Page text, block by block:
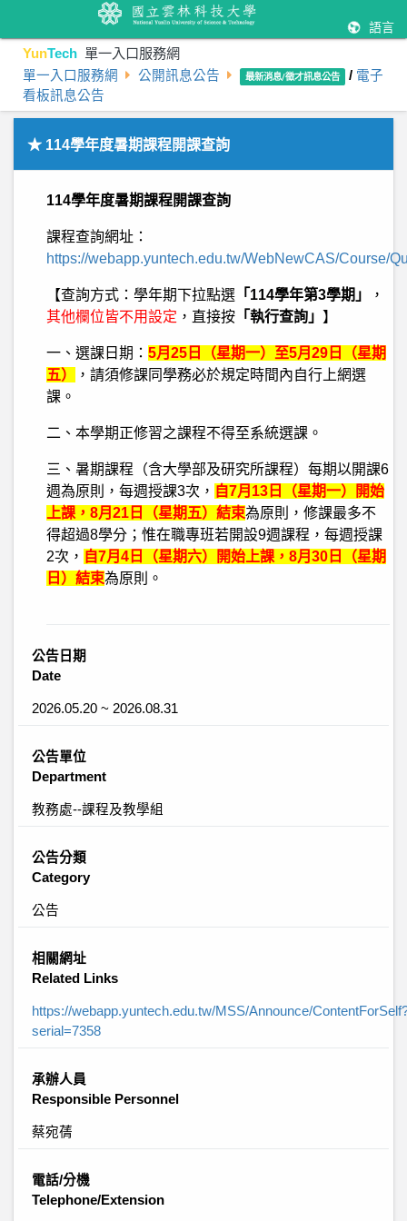
語言
YunTech 單一入口服務網
單一入口服務網 公開訊息公告 最新消息/徵才訊息公告 / 電子
看板訊息公告
★ 114學年度暑期課程開課查詢
114學年度暑期課程開課查詢
課程查詢網址：
https://webapp.yuntech.edu.tw/WebNewCAS/Course/
【查詢方式：學年期下拉點選 「114學年第3學期」
，
其他欄位皆不用設定 ，直接按 「執行查詢」 】
一、選課日期： 5月25日（星期一）至5月29日（星期
五）
，請須修課同學務必於規定時間內自行上網選
課。
二、本學期正修習之課程不得至系統選課。
三、暑期課程（含大學部及研究所課程）每期以開課6
週為原則，每週授課3次， 自7月13日（星期一）開始
上課，8月21日（星期五）結束為原則，修課最多不
得超過8學分；惟在職專班若開設9週課程，每週授課
2次， 自7月4日（星期六）開始上課，8月30日（星期
日）結束為原則。
公告日期
Date
2026.05.20 ~ 2026.08.31
公告單位
Department
教務處--課程及教學組
公告分類
Category
公告
相關網址
Related Links
https://webapp.yuntech.edu.tw/MSS/Announce/
serial=7358
承辦人員
Responsible Personnel
蔡宛蒨
電話/分機
Telephone/Extension